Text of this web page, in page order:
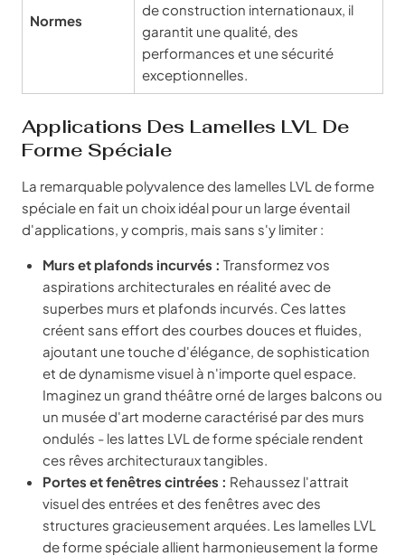
Normes
de construction internationaux, il
garantit une qualité, des
performances et une sécurité
exceptionnelles.
Applications Des Lamelles LVL De
Forme Spéciale
La remarquable polyvalence des lamelles LVL de forme
spéciale en fait un choix idéal pour un large éventail
d'applications, y compris, mais sans s'y limiter :
Murs et plafonds incurvés : Transformez vos
aspirations architecturales en réalité avec de
superbes murs et plafonds incurvés. Ces lattes
créent sans effort des courbes douces et fluides,
ajoutant une touche d'élégance, de sophistication
et de dynamisme visuel à n'importe quel espace.
Imaginez un grand théâtre orné de larges balcons ou
un musée d'art moderne caractérisé par des murs
ondulés - les lattes LVL de forme spéciale rendent
ces rêves architecturaux tangibles.
Portes et fenêtres cintrées : Rehaussez l'attrait
visuel des entrées et des fenêtres avec des
structures gracieusement arquées. Les lamelles LVL
de forme spéciale allient harmonieusement la forme